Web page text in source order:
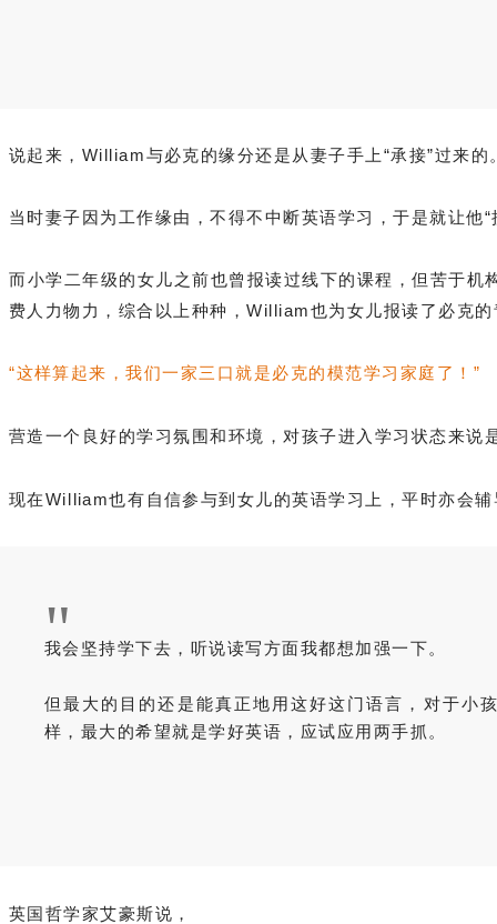
说起来，William与必克的缘分还是从妻子手上“承接”过来的
当时妻子因为工作缘由，不得不中断英语学习，于是就让他
而小学二年级的女儿之前也曾报读过线下的课程，但苦于机
费人力物力，综合以上种种，William也为女儿报读了必克
“这样算起来，我们一家三口就是必克的模范学习家庭了！”
营造一个良好的学习氛围和环境，对孩子进入学习状态来说
现在William也有自信参与到女儿的英语学习上，平时亦会
"
我会坚持学下去，听说读写方面我都想加强一下。
但最大的目的还是能真正地用这好这门语言，对于小
样，最大的希望就是学好英语，应试应用两手抓。
英国哲学家艾豪斯说，